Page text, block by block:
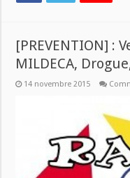
[PREVENTION] :
MILDECA,
14 novembre 2015